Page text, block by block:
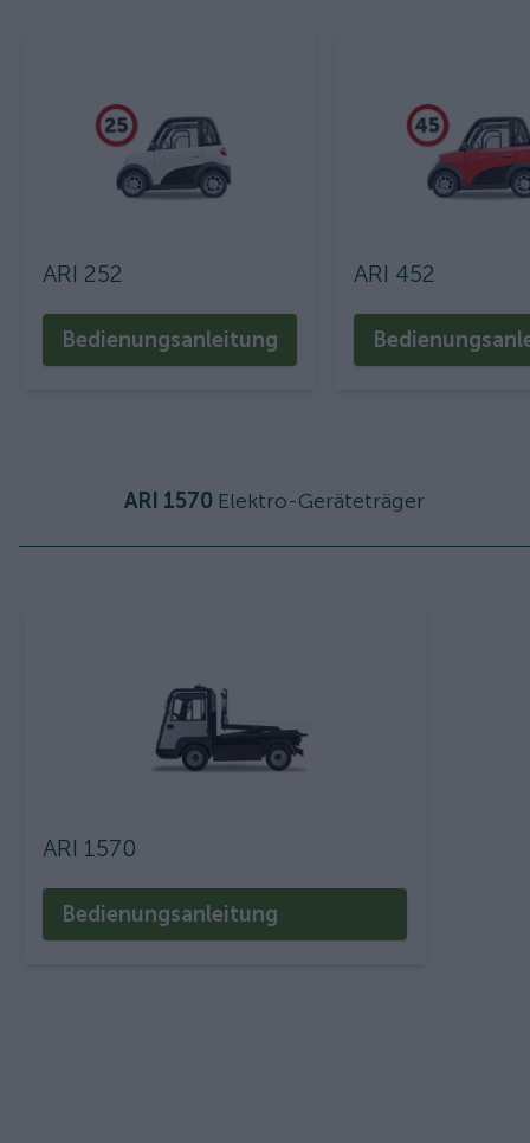
ARI 252
Bedienungsanleitung
ARI 452
ARI 1570 Elektro-Geräteträger
ARI 1570
Bedienungsanleitung